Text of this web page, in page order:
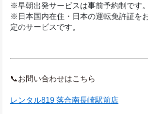
※早朝出発サービスは事前予約制です。
※日本国内在住・日本の運転免許証を
定のサービスです。
📞お問い合わせはこちら
レンタル819 落合南長崎駅前店